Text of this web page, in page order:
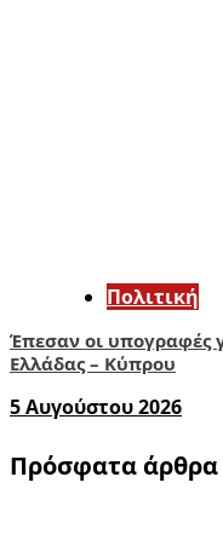
Πολιτική
Έπεσαν οι υπογραφές
Ελλάδας – Κύπρου
5 Αυγούστου 2026
Πρόσφατα άρθρα